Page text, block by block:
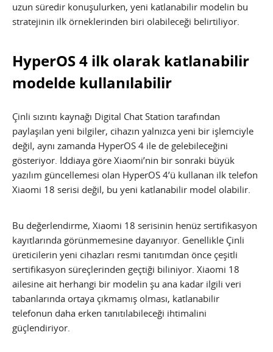
uzun süredir konuşulurken, yeni katlanabilir modelin bu
stratejinin ilk örneklerinden biri olabileceği belirtiliyor.
HyperOS 4 ilk olarak katlanabilir
modelde kullanılabilir
Çinli sızıntı kaynağı Digital Chat Station tarafından
paylaşılan yeni bilgiler, cihazın yalnızca yeni bir işlemciyle
değil, aynı zamanda HyperOS 4 ile de gelebileceğini
gösteriyor. İddiaya göre Xiaomi’nin bir sonraki büyük
yazılım güncellemesi olan HyperOS 4’ü kullanan ilk telefon
Xiaomi 18 serisi değil, bu yeni katlanabilir model olabilir.
Bu değerlendirme, Xiaomi 18 serisinin henüz sertifikasyon
kayıtlarında görünmemesine dayanıyor. Genellikle Çinli
üreticilerin yeni cihazları resmi tanıtımdan önce çeşitli
sertifikasyon süreçlerinden geçtiği biliniyor. Xiaomi 18
ailesine ait herhangi bir modelin şu ana kadar ilgili veri
tabanlarında ortaya çıkmamış olması, katlanabilir
telefonun daha erken tanıtılabileceği ihtimalini
güçlendiriyor.